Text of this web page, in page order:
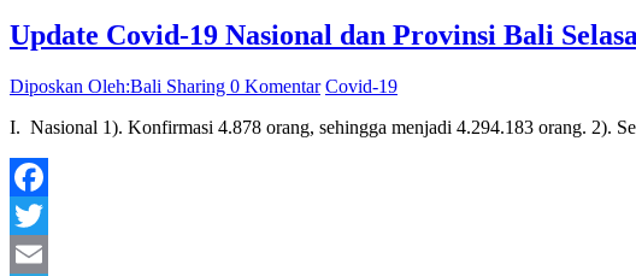
Update Covid-19 Nasional dan Provinsi Bali
Diposkan Oleh:Bali Sharing 0 Komentar Covid-19
I. Nasional 1). Konfirmasi 4.878 orang, sehingga menjadi 4.294.183 orang. 2).
Facebook
Twitter